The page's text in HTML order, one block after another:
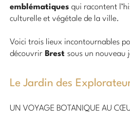
emblématiques qui racontent
culturelle et végétale de la ville.
Voici trois lieux incontournables
découvrir Brest sous un nouveau
Le Jardin des
UN VOYAGE BOTANIQUE AU